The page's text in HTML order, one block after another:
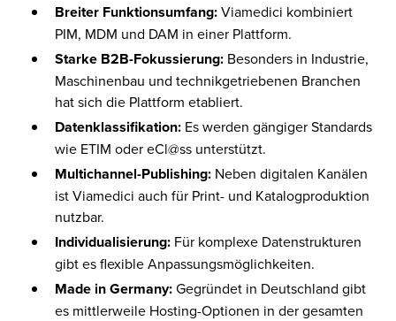
Breiter Funktionsumfang:Viamedici kombiniert
PIM, MDM und DAM in einer Plattform.
Starke B2B-Fokussierung: Besonders in Industrie,
Maschinenbau und technikgetriebenen Branchen
hat sich die Plattform etabliert.
Datenklassifikation: Es werden gängiger Standards
wie ETIM oder eCl@ss unterstützt.
Multichannel-Publishing: Neben digitalen Kanälen
ist Viamedici auch für Print- und Katalogproduktion
nutzbar.
Individualisierung: Für komplexe Datenstrukturen
gibt es flexible Anpassungsmöglichkeiten.
Made in Germany:Gegründet in Deutschland gibt
es mittlerweile Hosting-Optionen in der gesamten